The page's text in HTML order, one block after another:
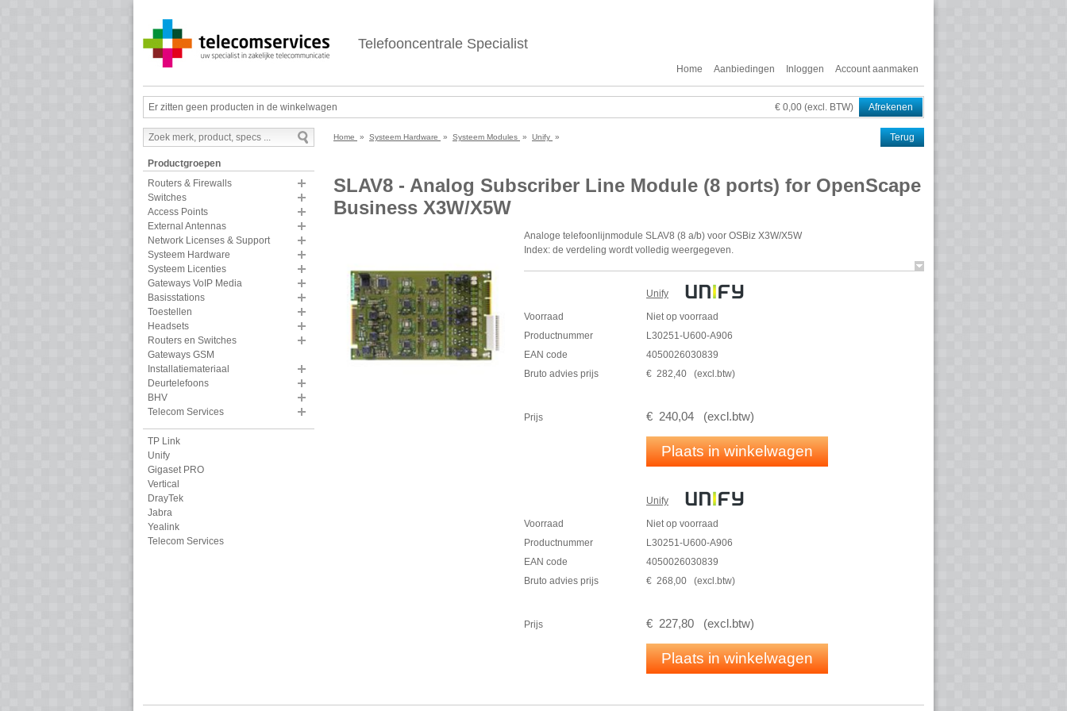
Telefooncentrale Specialist
Home Aanbiedingen Inloggen Account aanmaken
Er zitten geen producten in de winkelwagen € 0,00 (excl. BTW) Afrekenen
Productgroepen
Routers & Firewalls
Switches
Access Points
External Antennas
Network Licenses & Support
Systeem Hardware
Systeem Licenties
Gateways VoIP Media
Basisstations
Toestellen
Headsets
Routers en Switches
Gateways GSM
Installatiemateriaal
Deurtelefoons
BHV
Telecom Services
TP Link
Unify
Gigaset PRO
Vertical
DrayTek
Jabra
Yealink
Telecom Services
Home » Systeem Hardware » Systeem Modules » Unify » Terug
SLAV8 - Analog Subscriber Line Module (8 ports) for OpenScape
Business X3W/X5W
Analoge telefoonlijnmodule SLAV8 (8 a/b) voor OSBiz X3W/X5W
Index: de verdeling wordt volledig weergegeven.
Bestaande uit
1 S30810-H2963-X200 SLAV8-module
Productgebruik :
OpenScape Business V1 configuratie
OpenScape Business V1 non config
Unify
Voorraad
Niet op voorraad
Productnummer
L30251-U600-A906
EAN code
4050026030839
Bruto advies prijs
€ 282,40 (excl.btw)
Prijs € 240,04 (excl.btw)
Plaats in winkelwagen
Unify
Voorraad
Niet op voorraad
Productnummer
L30251-U600-A906
EAN code
4050026030839
Bruto advies prijs
€ 268,00 (excl.btw)
Prijs € 227,80 (excl.btw)
Plaats in winkelwagen